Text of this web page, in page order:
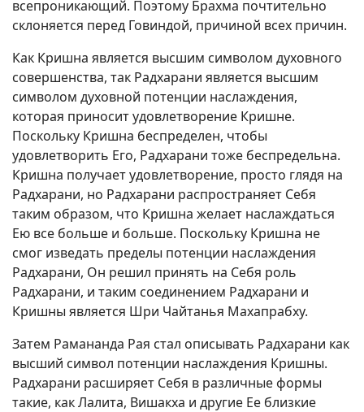
всепроникающий. Поэтому Брахма почтительно
склоняется перед Говиндой, причиной всех причин.
Как Кришна является высшим символом духовного
совершенства, так Радхарани является высшим
символом духовной потенции наслаждения,
которая приносит удовлетворение Кришне.
Поскольку Кришна беспределен, чтобы
удовлетворить Его, Радхарани тоже беспредельна.
Кришна получает удовлетворение, просто глядя на
Радхарани, но Радхарани распространяет Себя
таким образом, что Кришна желает наслаждаться
Ею все больше и больше. Поскольку Кришна не
смог изведать пределы потенции наслаждения
Радхарани, Он решил принять на Себя роль
Радхарани, и таким соединением Радхарани и
Кришны является Шри Чайтанья Махапрабху.
Затем Рамананда Рая стал описывать Радхарани как
высший символ потенции наслаждения Кришны.
Радхарани расширяет Себя в различные формы
такие, как Лалита, Вишакха и другие Ее близкие